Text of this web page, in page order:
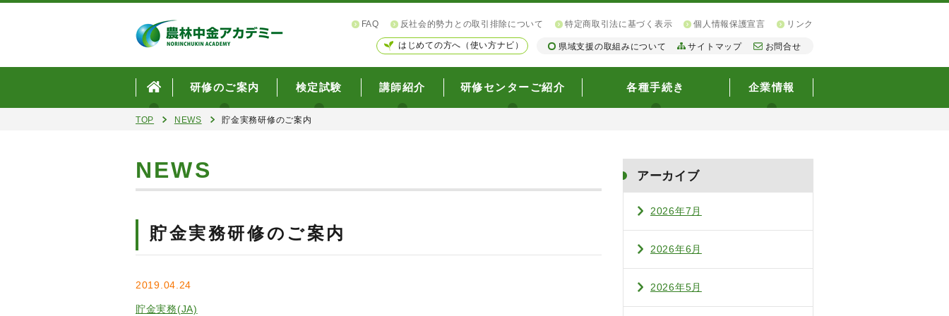
FAQ 反社会的勢力との取引排除について 特定商取引法に基づく表示 個人情報保護宣言 リンク
はじめての方へ（使い方ナビ） 県域支援の取組みについて サイトマップ お問合せ
研修のご案内 検定試験 講師紹介 研修センターご紹介 各種手続き 企業情報
TOP NEWS 貯金実務研修のご案内
NEWS
貯金実務研修のご案内
2019.04.24
貯金実務(JA)
アーカイブ
2026年7月
2026年6月
2026年5月